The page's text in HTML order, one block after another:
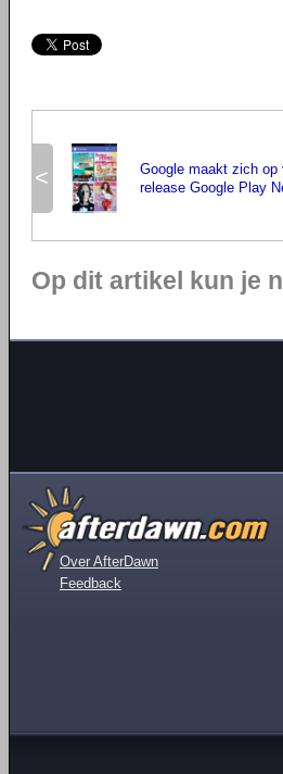
<
Google maakt zich op
release Google Play
Op dit artikel kun je
Over AfterDawn
Feedback